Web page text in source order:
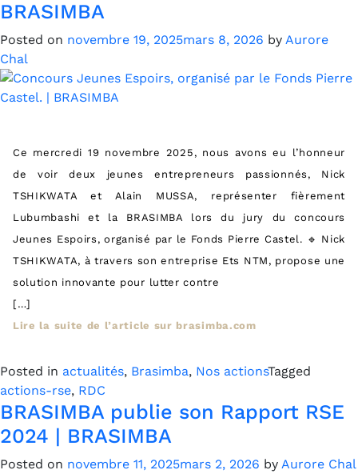
BRASIMBA
Posted on novembre 19, 2025mars 8, 2026 by Aurore
Chal
Ce mercredi 19 novembre 2025, nous avons eu l’honneur
de voir deux jeunes entrepreneurs passionnés, Nick
TSHIKWATA et Alain MUSSA, représenter fièrement
Lubumbashi et la BRASIMBA lors du jury du concours
Jeunes Espoirs, organisé par le Fonds Pierre Castel. 🔹 Nick
TSHIKWATA, à travers son entreprise Ets NTM, propose une
solution innovante pour lutter contre
[…]
Lire la suite de l’article sur brasimba.com
Posted in actualités, Brasimba, Nos actionsTagged
actions-rse, RDC
BRASIMBA publie son Rapport RSE
2024 | BRASIMBA
Posted on novembre 11, 2025mars 2, 2026 by Aurore Chal